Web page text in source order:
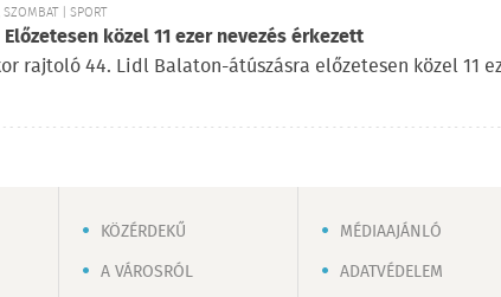
| SPORT
közel 11 ezer nevezés érkezett
rajtoló 44. Lidl Balaton-átúszásra előzetesen közel 11
KÖZÉRDEKŰ
A VÁROSRÓL
MÉDIAAJÁNLÓ
ADATVÉDELEM